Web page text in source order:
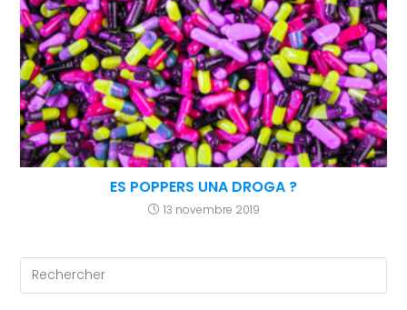
ES POPPERS UNA DROGA ?
13 novembre 2019